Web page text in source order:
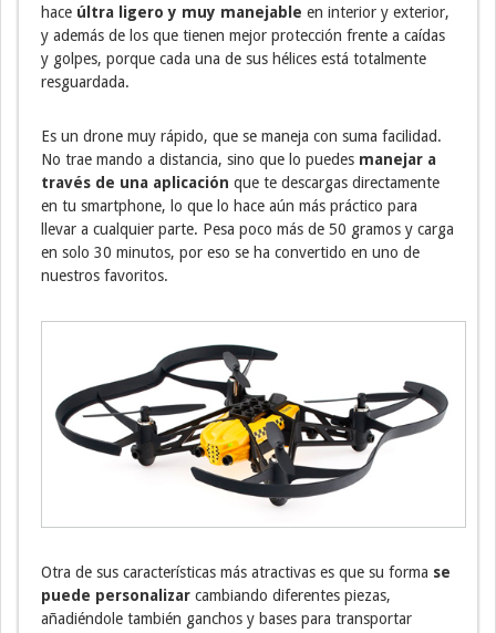
hace últra ligero y muy manejable en interior y exterior,
y además de los que tienen mejor protección frente a caídas
y golpes, porque cada una de sus hélices está totalmente
resguardada.
Es un drone muy rápido, que se maneja con suma facilidad.
No trae mando a distancia, sino que lo puedes manejar a
través de una aplicación que te descargas directamente
en tu smartphone, lo que lo hace aún más práctico para
llevar a cualquier parte. Pesa poco más de 50 gramos y carga
en solo 30 minutos, por eso se ha convertido en uno de
nuestros favoritos.
Otra de sus características más atractivas es que su forma se
puede personalizar cambiando diferentes piezas,
añadiéndole también ganchos y bases para transportar